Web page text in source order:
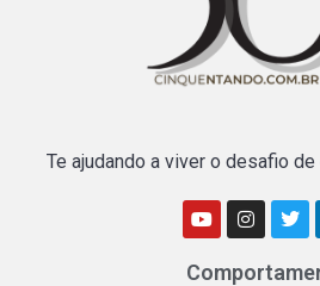
Te ajudando a viver o desafio